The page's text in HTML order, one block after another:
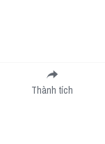
Submit
Thành tích